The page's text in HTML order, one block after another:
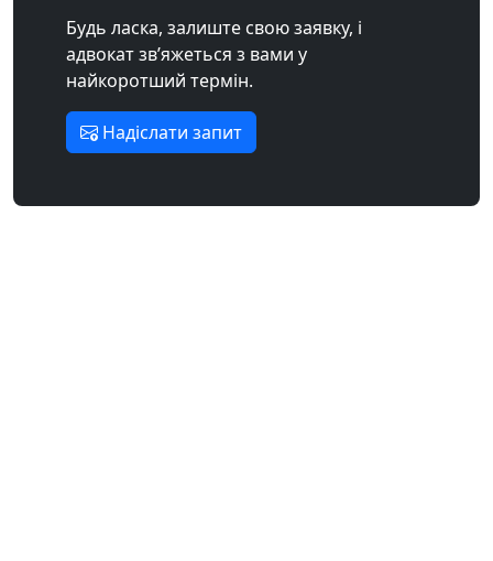
Будь ласка, залиште свою заявку, і
адвокат зв’яжеться з вами у
найкоротший термін.
Надіслати запит